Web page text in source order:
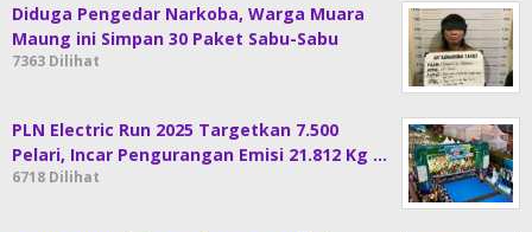
Diduga Pengedar Narkoba, Warga Muara
Maung ini Simpan 30 Paket Sabu-Sabu
7363 Dilihat
PLN Electric Run 2025 Targetkan 7.500
Pelari, Incar Pengurangan Emisi 21.812 Kg …
6718 Dilihat